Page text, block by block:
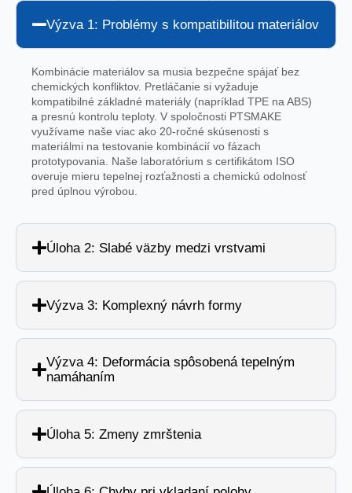
Výzva 1: Problémy s kompatibilitou materiálov
Kombinácie materiálov sa musia bezpečne spájať bez
chemických konfliktov. Pretláčanie si vyžaduje
kompatibilné základné materiály (napríklad TPE na ABS)
a presnú kontrolu teploty. V spoločnosti PTSMAKE
využívame naše viac ako 20-ročné skúsenosti s
materiálmi na testovanie kombinácií vo fázach
prototypovania. Naše laboratórium s certifikátom ISO
overuje mieru tepelnej rozťažnosti a chemickú odolnosť
pred úplnou výrobou.
Úloha 2: Slabé väzby medzi vrstvami
Výzva 3: Komplexný návrh formy
Výzva 4: Deformácia spôsobená tepelným
namáhaním
Úloha 5: Zmeny zmrštenia